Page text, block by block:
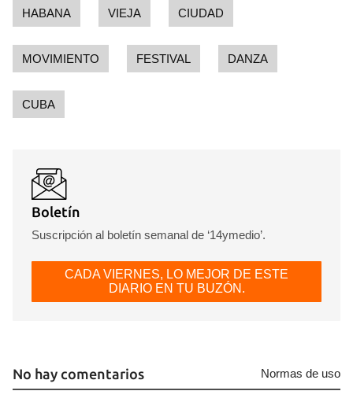
HABANA VIEJA CIUDAD
MOVIMIENTO FESTIVAL DANZA
CUBA
Boletín
Suscripción al boletín semanal de ‘14ymedio’.
CADA VIERNES, LO MEJOR DE ESTE
DIARIO EN TU BUZÓN.
No hay comentarios Normas de uso